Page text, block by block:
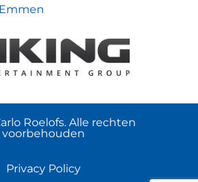
Roelofs. Alle rechten
voorbehouden
Privacy Policy